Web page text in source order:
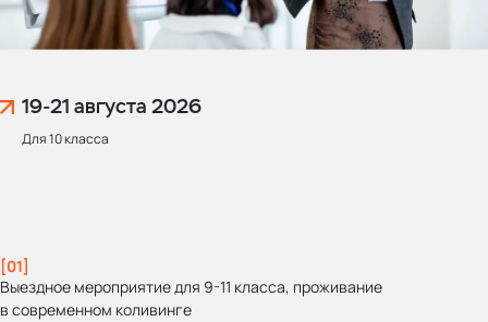
19-21 августа 2026
Для 10 класса
[01]
Выездное мероприятие для 9-11 класса, проживание
в современном коливинге